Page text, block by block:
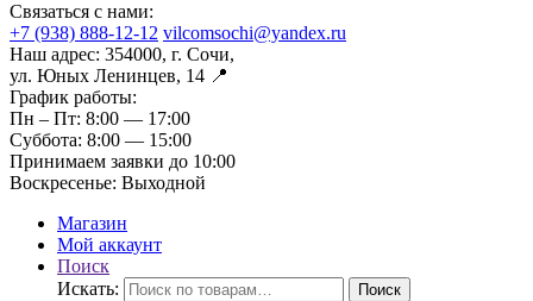
Связаться с нами:
+7 (938) 888-12-12 vilcomsochi@yandex.ru
Наш адрес: 354000, г. Сочи,
ул. Юных Ленинцев, 14 📍
График работы:
Пн – Пт: 8:00 — 17:00
Суббота: 8:00 — 15:00
Принимаем заявки до 10:00
Воскресенье: Выходной
Магазин
Мой аккаунт
Поиск
Искать:
Поиск